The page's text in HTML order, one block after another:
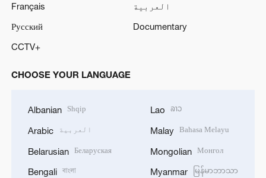
Français
العربية
Русский
Documentary
CCTV+
CHOOSE YOUR LANGUAGE
Albanian Shqip
Arabic العربية
Belarusian Беларуская
Bengali বাংলা
Lao ລາວ
Malay Bahasa Melayu
Mongolian Монгол
Myanmar မြန်မာဘာသာ